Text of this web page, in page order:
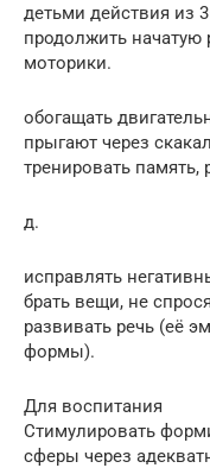
детьми действия из
продолжить начатую
моторики.
обогащать
прыгают через
тренировать память,
д.
исправлять
брать вещи, не
развивать речь (её
формы).
Для воспитания
Стимулировать
сферы через